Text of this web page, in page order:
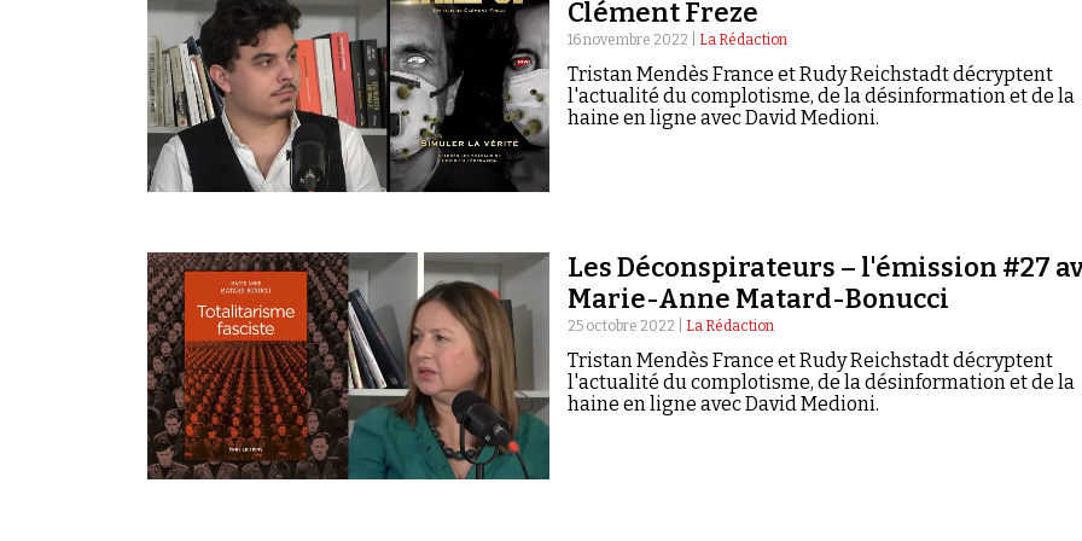
Clément Freze
16 novembre 2022 | La Rédaction
Tristan Mendès France et Rudy Reichstadt décryptent
l'actualité du complotisme, de la désinformation et de la
haine en ligne avec David Medioni.
Les Déconspirateurs – l'émission #27
Marie-Anne Matard-Bonucci
25 octobre 2022 | La Rédaction
Tristan Mendès France et Rudy Reichstadt décryptent
l'actualité du complotisme, de la désinformation et de la
haine en ligne avec David Medioni.